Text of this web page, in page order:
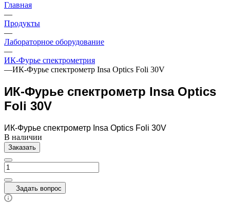
Главная
—
Продукты
—
Лабораторное оборудование
—
ИК-Фурье спектрометрия
—ИК-Фурье спектрометр Insa Optics Foli 30V
ИК-Фурье спектрометр Insa Optics
Foli 30V
ИК-Фурье спектрометр Insa Optics Foli 30V
В наличии
Заказать
Задать вопрос